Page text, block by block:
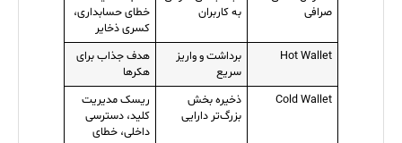
صرافی
به کاربران
خطای حسابداری،
کسری ذخایر
Hot Wallet
برداشت و واریز
سریع
هدف جذاب برای
هکرها
Cold Wallet
ذخیره بخش
بزرگ‌تر دارایی
ریسک مدیریت
کلید، دسترسی
داخلی، خطای